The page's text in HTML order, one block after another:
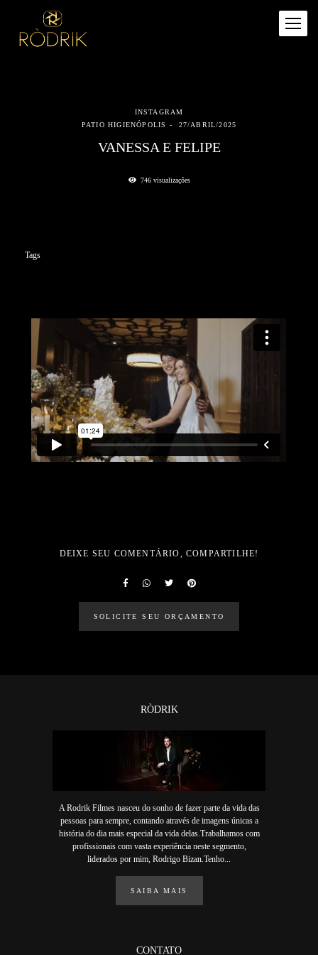
INSTAGRAM
PATIO HIGIENÓPOLIS
27/ABRIL/2025
VANESSA E FELIPE
746visualizações
Tags
DEIXE SEU COMENTÁRIO, COMPARTILHE!
SOLICITE SEU ORÇAMENTO
RÒDRIK
A Rodrik Filmes nasceu do sonho de fazer parte da vida das
pessoas para sempre, contando através de imagens únicas a
história do dia mais especial da vida delas.Trabalhamos com
profissionais com vasta experiência neste segmento,
liderados por mim, Rodrigo Bizan.Tenho...
SAIBA MAIS
CONTATO